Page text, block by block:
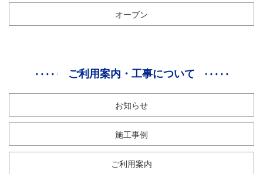
オーブン
ご利用案内・工事について
お知らせ
施工事例
ご利用案内